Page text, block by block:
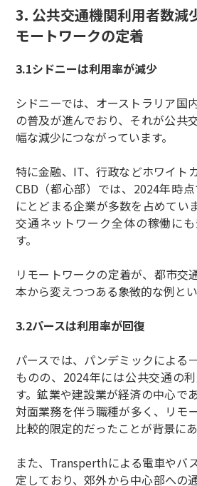
3. 公共交通機関利用者数減
モートワークの定着
3.1シドニーは利用率が減少
シドニーでは、オーストラリア国
の普及が進んでおり、それが公共
幅な減少につながっています。
特に金融、IT、行政などホワイト
CBD（都心部）では、2024年時
にとどまる企業が多数を占めてい
交通ネットワーク全体の稼働に
す。
リモートワークの定着が、都市交
本から変えつつある象徴的な例とい
3.2パースは利用率が回復
パースでは、パンデミックによる
ものの、2024年には公共交通の
す。鉱業や建設業が経済の中心で
対面業務を伴う職種が多く、リモ
比較的限定的だったことが背景にあ
また、Transperthによる電車やバ
定しており、郊外から中心部への